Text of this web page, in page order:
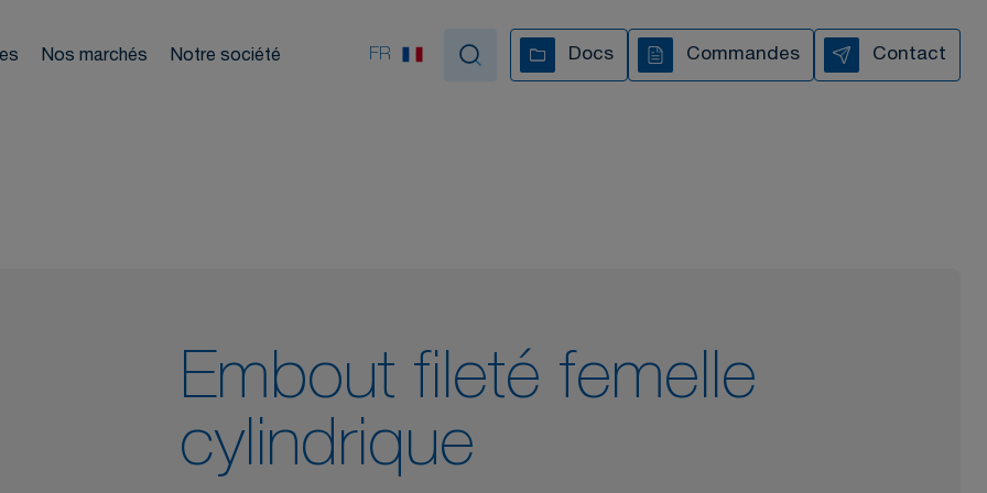
Nous vous accompagnons à
Nos marchés Notre société FR Docs Commandes Contact
Embout fileté femelle
cylindrique